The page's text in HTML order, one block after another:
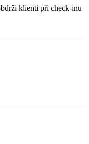
klienti při check-inu